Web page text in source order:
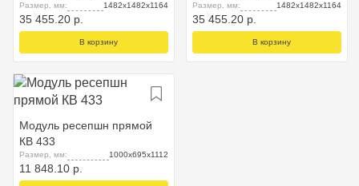
Размер, мм: 1482x1482x1164
35 455.20 р.
В корзину
Размер, мм: 1482x1482x1164
35 455.20 р.
В корзину
Модуль ресепшн прямой
КВ 433
Размер, мм: 1000x695x1112
11 848.10 р.